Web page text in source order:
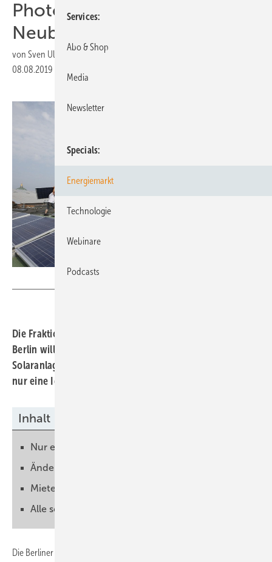
Photovoltaik auf jedem
Neubau sehen
von Sven Ullrich
08.08.2019
Die Fraktion von B90/Grüne im Abgeordnetenhaus von
Berlin will sich für eine verpflichtende Installation von
Solaranlagen auf Neubauten stark machen. Bisher ist das
nur eine Idee, doch der Schritt ist überfällig.
Inhalt
Nur ein Teil des Potenzials wird genutzt
Änderung der Bauordnung im Blick
Mieter sollen nicht alle Kosten tragen
Alle sollten solche Vorgaben machen
Die Berliner Grünen wollen die Energiewende in der
Services
Abo & Shop
Media
Newsletter
Specials
Energiemarkt
Technologie
Webinare
Podcasts